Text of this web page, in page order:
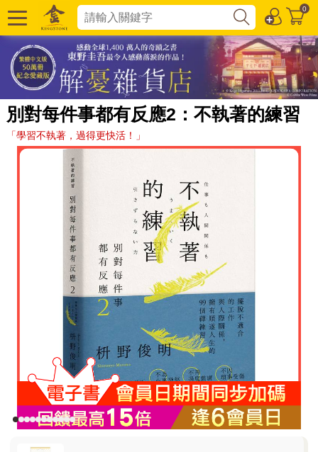
0
別對每件事都有反應2：不執著的練習
「學習不執著，過得更快活！」